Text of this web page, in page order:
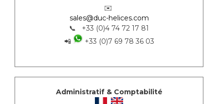
✉️
sales@duc-helices.com
📞 +33 (0)4 74 72 17 81
📲
+33 (0)7 69 78 36 03
Administratif & Comptabilité